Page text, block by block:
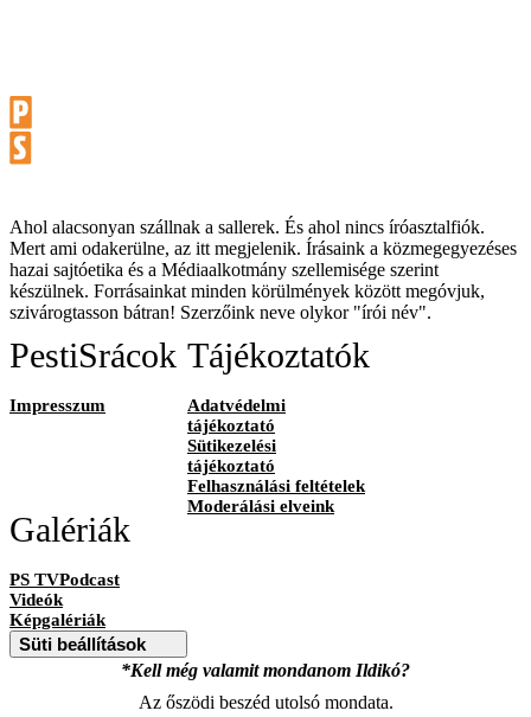
Ahol alacsonyan szállnak a sallerek. És ahol nincs íróasztalfiók.
Mert ami odakerülne, az itt megjelenik. Írásaink a közmegegyezéses
hazai sajtóetika és a Médiaalkotmány szellemisége szerint
készülnek. Forrásainkat minden körülmények között megóvjuk,
szivárogtasson bátran! Szerzőink neve olykor "írói név".
PestiSrácok
Impresszum
Tájékoztatók
Adatvédelmi
tájékoztató
Sütikezelési
tájékoztató
Felhasználási feltételek
Moderálási elveink
Galériák
PS TVPodcast
Videók
Képgalériák
Süti beállítások
*Kell még valamit mondanom Ildikó?
Az őszödi beszéd utolsó mondata.